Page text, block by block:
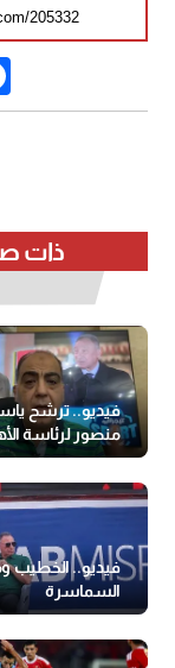
ذات
فيديو.. ترشح
منصور لرئاسة
فيديو.. الخطيب
السماسرة